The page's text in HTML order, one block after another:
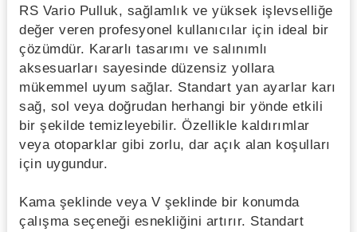
RS Vario Pulluk, sağlamlık ve yüksek işlevselliğe
değer veren profesyonel kullanıcılar için ideal bir
çözümdür. Kararlı tasarımı ve salınımlı
aksesuarları sayesinde düzensiz yollara
mükemmel uyum sağlar. Standart yan ayarlar karı
sağ, sol veya doğrudan herhangi bir yönde etkili
bir şekilde temizleyebilir. Özellikle kaldırımlar
veya otoparklar gibi zorlu, dar açık alan koşulları
için uygundur.
Kama şeklinde veya V şeklinde bir konumda
çalışma seçeneği esnekliğini artırır. Standart